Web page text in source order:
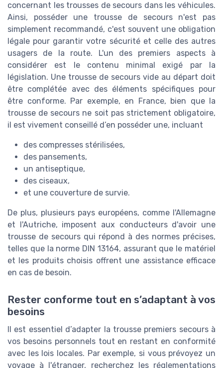
concernant les trousses de secours dans les véhicules.
Ainsi, posséder une trousse de secours n'est pas
simplement recommandé, c'est souvent une obligation
légale pour garantir votre sécurité et celle des autres
usagers de la route. L'un des premiers aspects à
considérer est le contenu minimal exigé par la
législation. Une trousse de secours vide au départ doit
être complétée avec des éléments spécifiques pour
être conforme. Par exemple, en France, bien que la
trousse de secours ne soit pas strictement obligatoire,
il est vivement conseillé d’en posséder une, incluant
des compresses stérilisées,
des pansements,
un antiseptique,
des ciseaux,
et une couverture de survie.
De plus, plusieurs pays européens, comme l'Allemagne
et l'Autriche, imposent aux conducteurs d'avoir une
trousse de secours qui répond à des normes précises,
telles que la norme DIN 13164, assurant que le matériel
et les produits choisis offrent une assistance efficace
en cas de besoin.
Rester conforme tout en s’adaptant à vos
besoins
Il est essentiel d’adapter la trousse premiers secours à
vos besoins personnels tout en restant en conformité
avec les lois locales. Par exemple, si vous prévoyez un
voyage à l'étranger, recherchez les réglementations